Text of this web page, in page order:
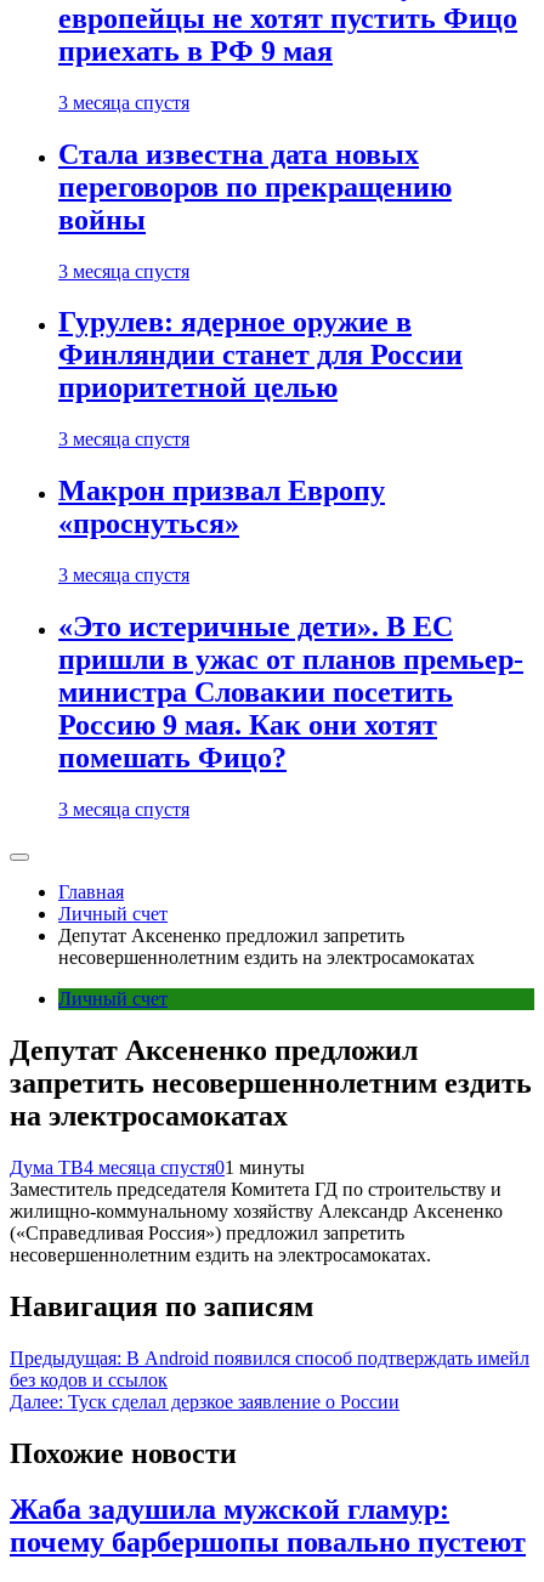
европейцы не хотят пустить Фицо
приехать в РФ 9 мая
3 месяца спустя
Стала известна дата новых
переговоров по прекращению
войны
3 месяца спустя
Гурулев: ядерное оружие в
Финляндии станет для России
приоритетной целью
3 месяца спустя
Макрон призвал Европу
«проснуться»
3 месяца спустя
«Это истеричные дети». В ЕС
пришли в ужас от планов премьер-
министра Словакии посетить
Россию 9 мая. Как они хотят
помешать Фицо?
3 месяца спустя
Главная
Личный счет
Депутат Аксененко предложил запретить
несовершеннолетним ездить на электросамокатах
Личный счет
Депутат Аксененко предложил
запретить несовершеннолетним ездить
на электросамокатах
Дума ТВ4 месяца спустя01 минуты
Заместитель председателя Комитета ГД по строительству и
жилищно-коммунальному хозяйству Александр Аксененко
(«Справедливая Россия») предложил запретить
несовершеннолетним ездить на электросамокатах.
Навигация по записям
Предыдущая: В Android появился способ подтверждать имейл
без кодов и ссылок
Далее: Туск сделал дерзкое заявление о России
Похожие новости
Жаба задушила мужской гламур:
почему барбершопы повально пустеют